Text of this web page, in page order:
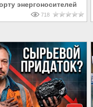
энергоносителей
718